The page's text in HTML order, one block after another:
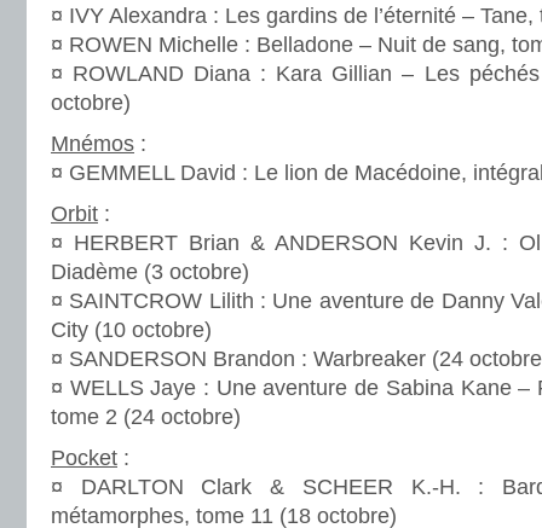
¤ IVY Alexandra : Les gardins de l’éternité –
¤ ROWEN Michelle : Belladone – Nuit de sang,
¤ ROWLAND Diana : Kara Gillian – Les
octobre)
Mnémos :
¤ GEMMELL David : Le lion de Macédoine,
Orbit :
¤ HERBERT Brian & ANDERSON Kevin J. :
Diadème (3 octobre)
¤ SAINTCROW Lilith : Une aventure de Danny
City (10 octobre)
¤ SANDERSON Brandon : Warbreaker (24
¤ WELLS Jaye : Une aventure de Sabina Kane –
tome 2 (24 octobre)
Pocket :
¤ DARLTON Clark & SCHEER K.-H. :
métamorphes, tome 11 (18 octobre)